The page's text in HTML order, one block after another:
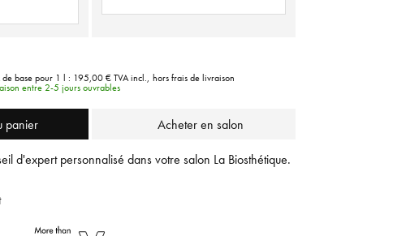
de base pour 1 l : 195,00 € TVA incl., hors frais de livraison
entre 2-5 jours ouvrables
panier Acheter en salon
d'expert personnalisé dans votre salon La Biosthétique.